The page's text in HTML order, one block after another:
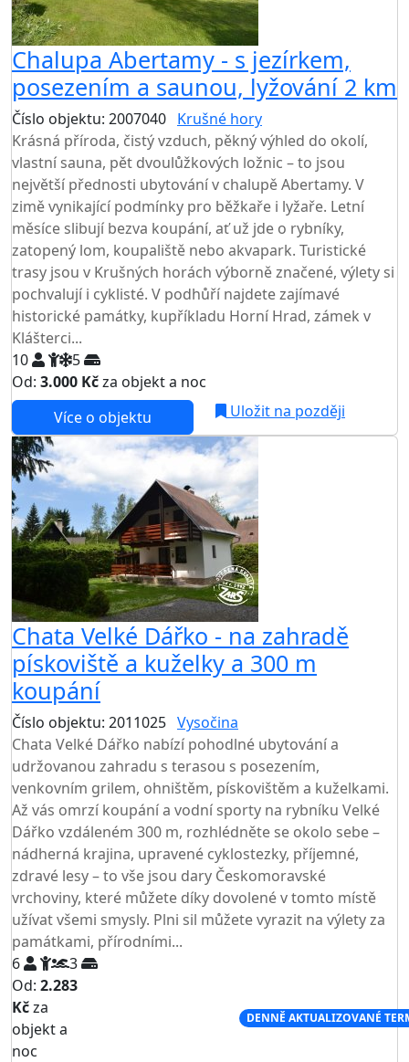
Chalupa Abertamy - s jezírkem,
posezením a saunou, lyžování 2 km
Číslo objektu: 2007040 Krušné hory
Krásná příroda, čistý vzduch, pěkný výhled do okolí,
vlastní sauna, pět dvoulůžkových ložnic – to jsou
největší přednosti ubytování v chalupě Abertamy. V
zimě vynikající podmínky pro běžkaře i lyžaře. Letní
měsíce slibují bezva koupání, ať už jde o rybníky,
zatopený lom, koupaliště nebo akvapark. Turistické
trasy jsou v Krušných horách výborně značené, výlety si
pochvalují i cyklisté. V podhůří najdete zajímavé
historické památky, kupříkladu Horní Hrad, zámek v
Klášterci...
10
5
Od: 3.000 Kčza objekt a noc
Více o objektu
Uložit na později
Chata Velké Dářko - na zahradě
pískoviště a kuželky a 300 m
koupání
Číslo objektu: 2011025 Vysočina
Chata Velké Dářko nabízí pohodlné ubytování a
udržovanou zahradu s terasou s posezením,
venkovním grilem, ohništěm, pískovištěm a kuželkami.
Až vás omrzí koupání a vodní sporty na rybníku Velké
Dářko vzdáleném 300 m, rozhlédněte se okolo sebe –
nádherná krajina, upravené cyklostezky, příjemné,
zdravé lesy – to vše jsou dary Českomoravské
vrchoviny, které můžete díky dovolené v tomto místě
užívat všemi smysly. Plni sil můžete vyrazit na výlety za
památkami, přírodními...
6
3
Od: 2.283
Kčza
objekt a
noc
DENNĚ AKTUALIZOVANÉ